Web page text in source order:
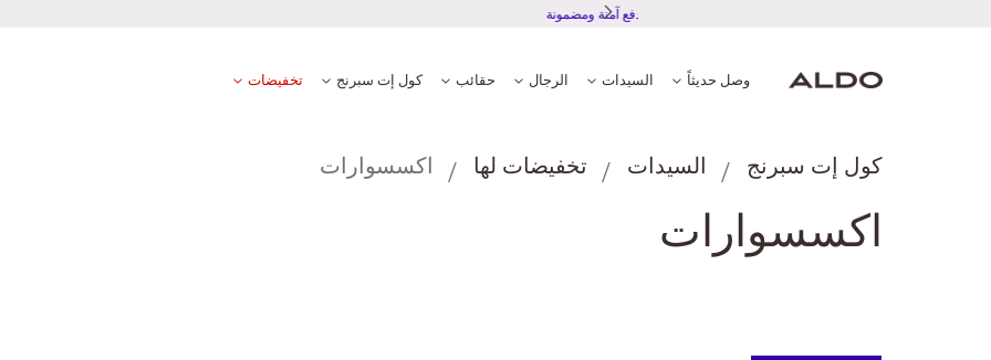
تجربة دفع آمنة ومضمونة
وصل حديثاً السيدات الرجال حقائب كول إت سبرنج تخفيضات
كول إت سبرنج السيدات تخفيضات لها اكسسوارات
اكسسوارات